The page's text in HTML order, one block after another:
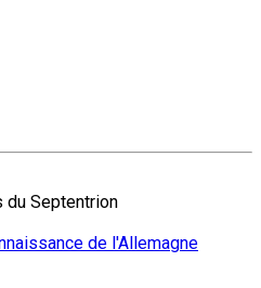
du Septentrion
de l'Allemagne